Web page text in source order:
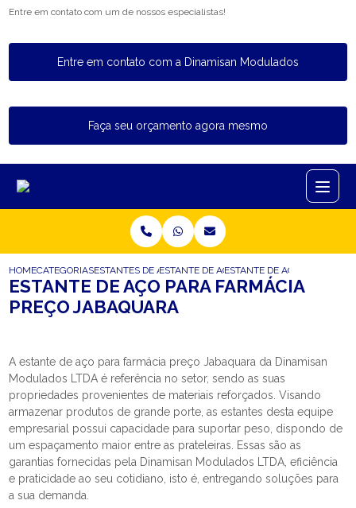
Entre em contato com um de nossos especialistas!
Entre em contato com a Dinamisan Modulados
Faça seu orçamento agora mesmo
HOMECATEGORIASESTANTES DE ACOESTANTE DE ACO PARA ARMAZENAGEM
ESTANTE DE ACO PARA
ESTANTE DE AÇO PARA FARMÁCIA
PREÇO JABAQUARA
A estante de aço para farmácia preço Jabaquara da Dinamisan
Modulados LTDA é referência no setor, sendo as suas
propriedades provenientes de materiais reforçados. Visando
armazenar produtos de grande porte, as estantes desta equipe
empresarial possui capacidade para suportar peso, dispondo de
um espaçamento maior entre as prateleiras. Essas são as
garantias fornecidas pela Dinamisan Modulados LTDA, eficiência
e praticidade ao seu cotidiano, isto é, entregando soluções para
a sua demanda.